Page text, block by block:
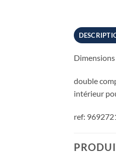
Dimensions
double
intérieur
ref: